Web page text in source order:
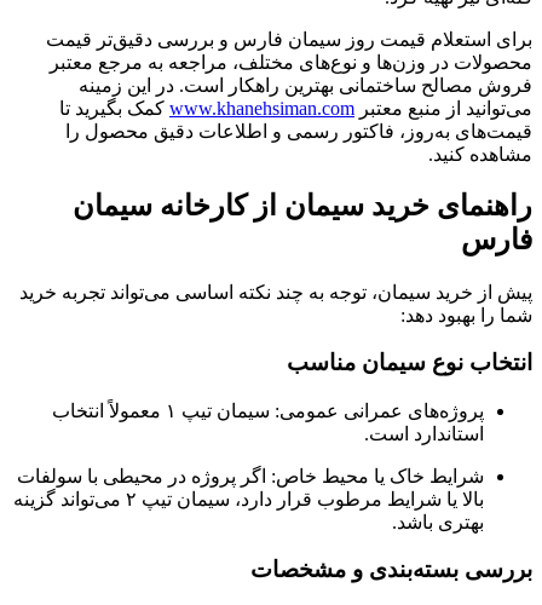
برای استعلام قیمت روز سیمان فارس و بررسی دقیق‌تر قیمت‌
محصولات در وزن‌ها و نوع‌های مختلف، مراجعه به مرجع معتبر
فروش مصالح ساختمانی بهترین راهکار است. در این زمینه
می‌توانید از منبع معتبر www.khanehsiman.com کمک بگیرید تا
قیمت‌های به‌روز، فاکتور رسمی و اطلاعات دقیق محصول را
مشاهده کنید.
راهنمای خرید سیمان از کارخانه سیمان
فارس
پیش از خرید سیمان، توجه به چند نکته اساسی می‌تواند تجربه خرید
شما را بهبود دهد:
انتخاب نوع سیمان مناسب
پروژه‌های عمرانی عمومی: سیمان تیپ ۱ معمولاً انتخاب
استاندارد است.
شرایط خاک یا محیط خاص: اگر پروژه در محیطی با سولفات
بالا یا شرایط مرطوب قرار دارد، سیمان تیپ ۲ می‌تواند گزینه
بهتری باشد.
بررسی بسته‌بندی و مشخصات